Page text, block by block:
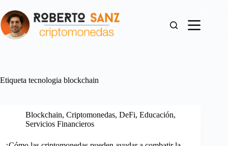
al
contenido
Etiqueta tecnologia blockchain
Blockchain, Criptomonedas, DeFi, Educación,
Servicios Financieros